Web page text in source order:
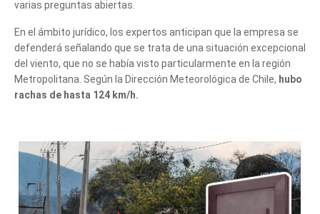
varias preguntas abiertas.
En el ámbito jurídico, los expertos anticipan que la empresa se
defenderá señalando que se trata de una situación excepcional
del viento, que no se había visto particularmente en la región
Metropolitana. Según la Dirección Meteorológica de Chile, hubo
rachas de hasta 124 km/h.